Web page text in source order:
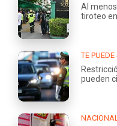
Al
tiroteo
TE PUEDE
pueden
NACIONAL